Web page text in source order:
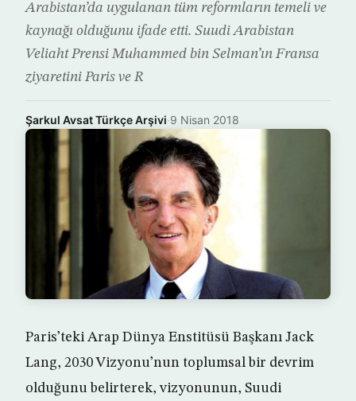
Arabistan’da uygulanan tüm reformların temeli ve
kaynağı olduğunu ifade etti. Suudi Arabistan
Veliaht Prensi Muhammed bin Selman’ın Fransa
ziyaretini Paris ve R
Şarkul Avsat Türkçe Arşivi·9 Nisan 2018
Paris’teki Arap Dünya Enstitüsü Başkanı Jack
Lang, 2030 Vizyonu’nun toplumsal bir devrim
olduğunu belirterek, vizyonunun, Suudi